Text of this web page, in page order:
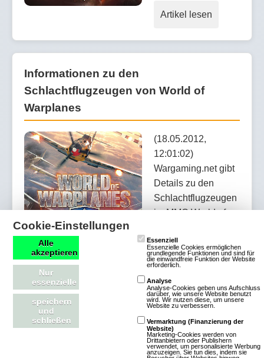
Artikel lesen
Informationen zu den
Schlachtflugzeugen von World of
Warplanes
(18.05.2012,
12:01:02)
Wargaming.net gibt
Details zu den
Schlachtflugzeugen
im MMO World of
Artikel lesen
Entwicklertagebuch zum MMO online
(18.04.2012,
Cookie-Einstellungen
Alle
akzeptieren
Nur
essenzielle
speichern
und
schließen
Essenziell
Essenzielle Cookies ermöglichen
grundlegende Funktionen und sind für
die einwandfreie Funktion der Website
erforderlich.
Analyse
Analyse-Cookies geben uns Aufschluss
darüber, wie unsere Website benutzt
wird. Wir nutzen diese, um unsere
Website zu verbessern.
Vermarktung (Finanzierung der
Website)
Marketing-Cookies werden von
Drittanbietern oder Publishern
verwendet, um personalisierte Werbung
anzuzeigen. Sie tun dies, indem sie